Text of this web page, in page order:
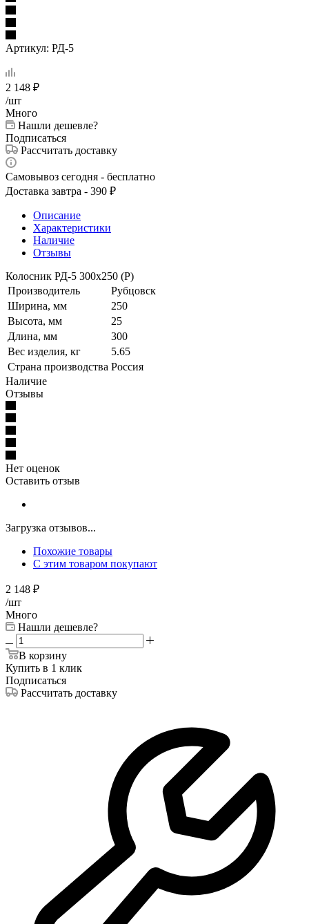
Артикул: РД-5
2 148 ₽
/шт
Много
Нашли дешевле?
Подписаться
Рассчитать доставку
Самовывоз сегодня - бесплатно
Доставка завтра - 390 ₽
Описание
Характеристики
Наличие
Отзывы
Колосник РД-5 300х250 (Р)
Производитель
Рубцовск
Ширина, мм
250
Высота, мм
25
Длина, мм
300
Вес изделия, кг
5.65
Страна производства Россия
Наличие
Отзывы
Нет оценок
Оставить отзыв
Загрузка отзывов...
Похожие товары
С этим товаром покупают
2 148 ₽
/шт
Много
Нашли дешевле?
В корзину
Купить в 1 клик
Подписаться
Рассчитать доставку